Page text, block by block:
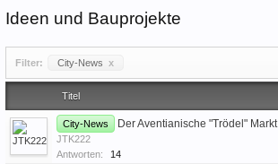
Ideen und Bauprojekte
Filter: City-News x
Titel
City-News Der Aventianische "Trödel" Markt
JTK222
Antworten:
14